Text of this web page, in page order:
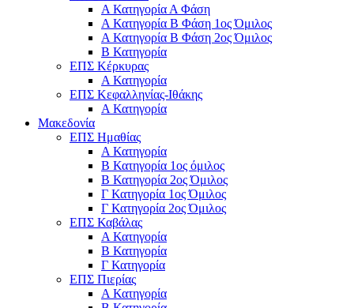
Α Κατηγορία Α Φάση
Α Κατηγορία Β Φάση 1ος Όμιλος
Α Κατηγορία Β Φάση 2ος Όμιλος
Β Κατηγορία
ΕΠΣ Κέρκυρας
A Κατηγορία
ΕΠΣ Κεφαλληνίας-Ιθάκης
Α Κατηγορία
Μακεδονία
ΕΠΣ Ημαθίας
Α Κατηγορία
Β Κατηγορία 1ος όμιλος
Β Κατηγορία 2ος Όμιλος
Γ Κατηγορία 1ος Όμιλος
Γ Κατηγορία 2ος Όμιλος
ΕΠΣ Καβάλας
Α Κατηγορία
Β Κατηγορία
Γ Κατηγορία
ΕΠΣ Πιερίας
Α Κατηγορία